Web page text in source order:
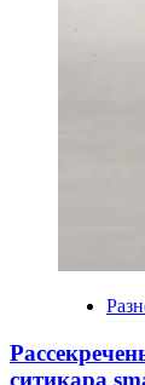
ситикара